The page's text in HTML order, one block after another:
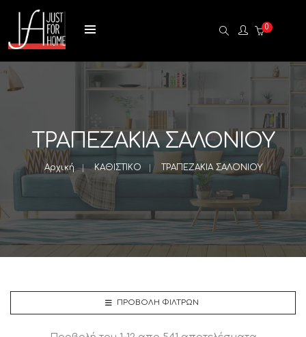
0
ΤΡΑΠΕΖΑΚΙΑ ΣΑΛΟΝΙΟΥ
Αρχική ΚΑΘΙΣΤΙΚΟ ΤΡΑΠΕΖΑΚΙΑ ΣΑΛΟΝΙΟΥ
ΠΡΟΒΟΛΉ ΦΊΛΤΡΩΝ